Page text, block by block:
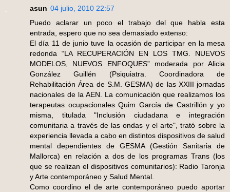
asun 04 julio, 2010 22:57
Puedo aclarar un poco el trabajo del que habla esta
entrada, espero que no sea demasiado extenso:
El día 11 de junio tuve la ocasión de participar en la mesa
redonda “LA RECUPERACIÓN EN LOS TMG. NUEVOS
MODELOS, NUEVOS ENFOQUES” moderada por Alicia
González Guillén (Psiquiatra. Coordinadora de
Rehabilitación Área de S.M. GESMA) de las XXIII jornadas
nacionales de la AEN. La comunicación que realizamos los
terapeutas ocupacionales Quim García de Castrillón y yo
misma, titulada "Inclusión ciudadana e integración
comunitaria a través de las ondas y el arte", trató sobre la
experiencia llevada a cabo en distintos dispositivos de salud
mental dependientes de GESMA (Gestión Sanitaria de
Mallorca) en relación a dos de los programas Trans (los
que se realizan el dispositivos comunitarios): Radio Taronja
y Arte contemporáneo y Salud Mental.
Como coordino el de arte contemporáneo puedo aportar